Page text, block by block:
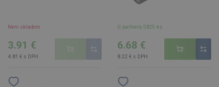
Není skladem
3.91 €
4.81 € s DPH
U partnera 5825 ks
6.68 €
8.22 € s DPH